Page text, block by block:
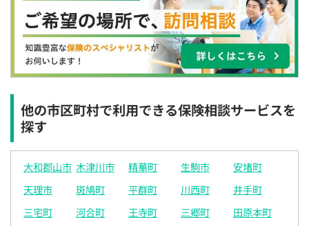
×
12:30
×
×
13:30
◯
◯
×
12:30
◯
◯
◯
◯
◯
12:30
◯
◯
◯
12:30
◯
◯
◯
◯
◯
12:30
◯
◯
◯
◯
◯
12:30
◯
◯
◯
◯
◯
12:30
◯
◯
◯
◯
他の市区町村で利用できる保険相談サービスを
探す
大和郡山市 木津川市 精華町 生駒市
安堵町
天理市
斑鳩町 平群町 川西町
井手町
三宅町
河合町 王寺町 三郷町
田原本町